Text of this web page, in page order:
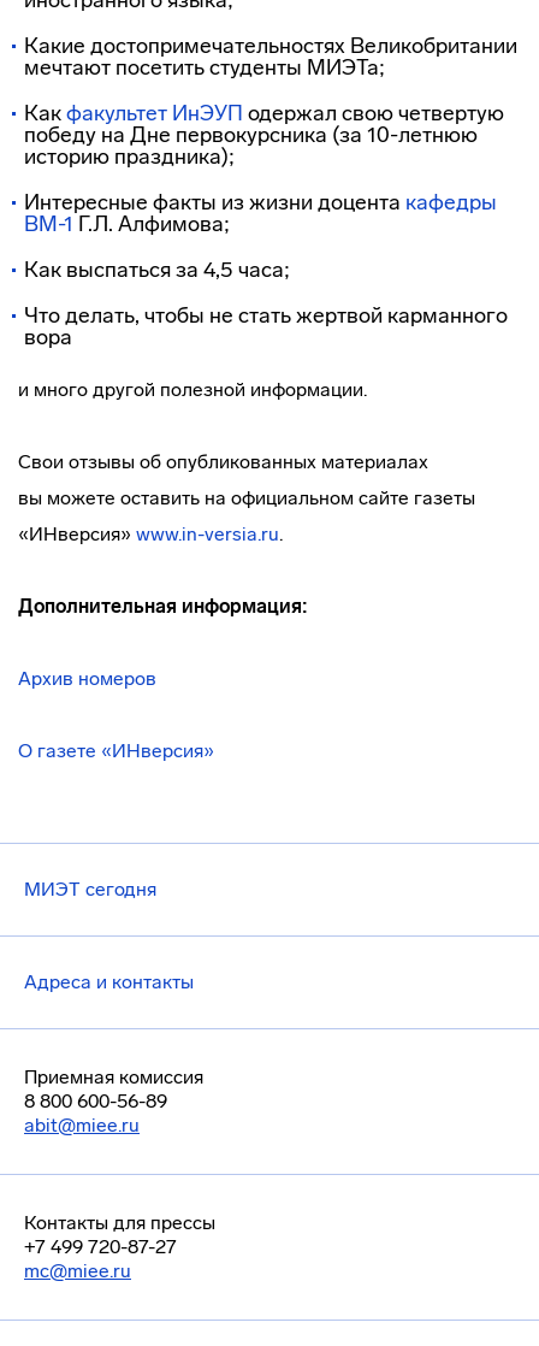
Какие достопримечательностях Великобритании
мечтают посетить студенты МИЭТа;
Какфакультет ИнЭУП одержал свою четвертую
победу на Дне первокурсника (за 10-летнюю
историю праздника);
Интересные факты из жизни доцента кафедры
ВМ-1 Г.Л. Алфимова;
Как выспаться за 4,5 часа;
Что делать, чтобы не стать жертвой карманного
вора
и много другой полезной информации.
Свои отзывы об опубликованных материалах
вы можете оставить на официальном сайте газеты
«ИНверсия» www.in-versia.ru.
Дополнительная информация:
Архив номеров
О газете «ИНверсия»
МИЭТ сегодня
Адреса и контакты
Приемная комиссия
8 800 600-56-89
abit@miee.ru
Контакты для прессы
+7 499 720-87-27
mc@miee.ru